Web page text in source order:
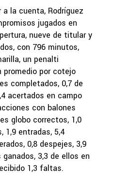
a la cuenta, Rodríguez
jugados en
nueve de titular y
con 796 minutos,
un penalti
promedio por cotejo
completados, 0,7 de
acertados en campo
con balones
globo correctos, 1,0
1,9 entradas, 5,4
0,8 despejes, 3,9
3,3 de ellos en
1,3 faltas.